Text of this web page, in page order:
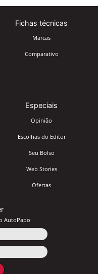
Fichas técnicas
Marcas
Comparativo
Especiais
Opinião
Escolhas do Editor
Seu Bolso
Web Stories
Ofertas
AutoPapo